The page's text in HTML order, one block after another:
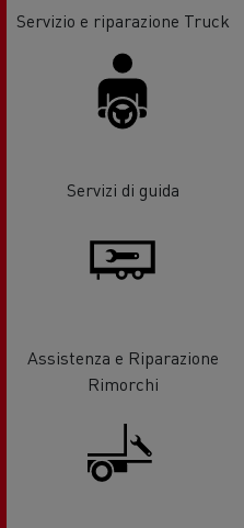
Servizio e riparazione Truck
Servizi di guida
Assistenza e Riparazione
Rimorchi